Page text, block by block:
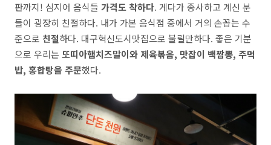
판까지! 심지어 음식들 가격도 착하다. 게다가 종사하고 계신 분
들이 굉장히 친절하다. 내가 가본 음식점 중에서 거의 손꼽는 수
준으로 친절하다. 대구혁신도시맛집으로 불릴만하다. 좋은 기분
으로 우리는 또띠아햄치즈말이와 제육볶음, 맛잡이 백짬뽕, 주먹
밥, 홍합탕을 주문했다.